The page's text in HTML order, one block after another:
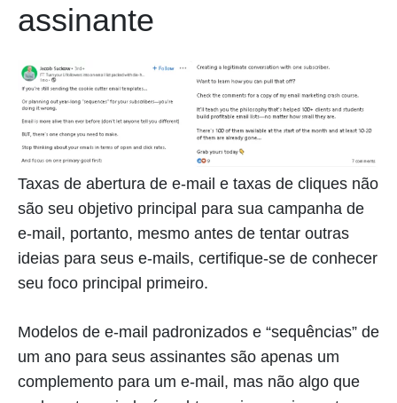
assinante
Taxas de abertura de e-mail e taxas de cliques não
são seu objetivo principal para sua campanha de
e-mail, portanto, mesmo antes de tentar outras
ideias para seus e-mails, certifique-se de conhecer
seu foco principal primeiro.
Modelos de e-mail padronizados e “sequências” de
um ano para seus assinantes são apenas um
complemento para um e-mail, mas não algo que